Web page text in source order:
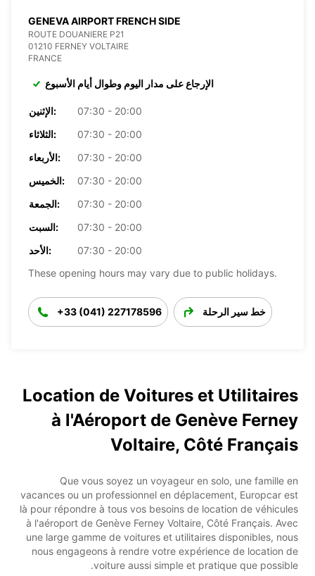
GENEVA AIRPORT FRENCH SIDE
ROUTE DOUANIERE P21
01210 FERNEY VOLTAIRE
FRANCE
الإرجاع على مدار اليوم وطوال أيام الأسبوع
الإثنين:
07:30 - 20:00
الثلاثاء:
07:30 - 20:00
الأربعاء:
07:30 - 20:00
الخميس:
07:30 - 20:00
الجمعة:
07:30 - 20:00
السبت:
07:30 - 20:00
الأحد:
07:30 - 20:00
These opening hours may vary due to public holidays.
+33 (041) 227178596 خط سير الرحلة
Location de Voitures et Utilitaires
à l'Aéroport de Genève Ferney
Voltaire, Côté Français
Que vous soyez un voyageur en solo, une famille en
vacances ou un professionnel en déplacement, Europcar est
là pour répondre à tous vos besoins de location de véhicules
à l'aéroport de Genève Ferney Voltaire, Côté Français. Avec
une large gamme de voitures et utilitaires disponibles, nous
nous engageons à rendre votre expérience de location de
voiture aussi simple et pratique que possible.